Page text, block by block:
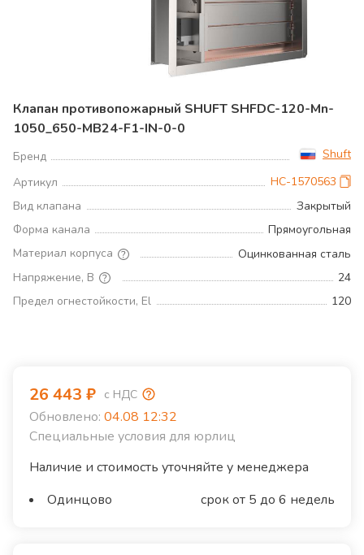
Клапан противопожарный SHUFT SHFDC-120-Mn-
1050_650-MB24-F1-IN-0-0
Бренд
Shuft
Артикул
НС-1570563
Вид клапана
Закрытый
Форма канала
Прямоугольная
Материал корпуса
Оцинкованная сталь
Напряжение, В
24
Предел огнестойкости, El
120
26 443 ₽ с НДС
Обновлено: 04.08 12:32
Специальные условия для юрлиц
Наличие и стоимость уточняйте у менеджера
Одинцово
срок от 5 до 6 недель